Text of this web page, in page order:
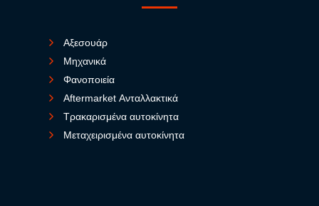
Αξεσουάρ
Μηχανικά
Φανοποιεία
Aftermarket Ανταλλακτικά
Τρακαρισμένα αυτοκίνητα
Μεταχειρισμένα αυτοκίνητα